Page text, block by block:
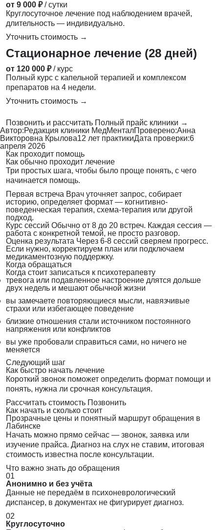
от 9 000 ₽ / сутки
Круглосуточное лечение под наблюдением врачей,
длительность — индивидуально.
Уточнить стоимость →
Стационарное лечение (28 дней)
от 120 000 ₽ / курс
Полный курс с капельной терапией и комплексом
препаратов на 4 недели.
Уточнить стоимость →
Позвонить и рассчитать Полный прайс клиники →
Автор:Редакция клиники МедМенталПроверено:Анна
Викторовна Крылова12 лет практикиДата проверки:6
апреля 2026
Как проходит помощь
Как обычно проходит лечение
Три простых шага, чтобы было проще понять, с чего
начинается помощь.
Первая встреча Врач уточняет запрос, собирает
историю, определяет формат — когнитивно-
поведенческая терапия, схема-терапия или другой
подход.
Курс сессий Обычно от 8 до 20 встреч. Каждая сессия —
работа с конкретной темой, не просто разговор.
Оценка результата Через 6-8 сессий сверяем прогресс.
Если нужно, корректируем план или подключаем
медикаментозную поддержку.
Когда обращаться
Когда стоит записаться к психотерапевту
тревога или подавленное настроение длятся дольше
двух недель и мешают обычной жизни
вы замечаете повторяющиеся мысли, навязчивые
страхи или избегающее поведение
близкие отношения стали источником постоянного
напряжения или конфликтов
вы уже пробовали справиться сами, но ничего не
меняется
Следующий шаг
Как быстро начать лечение
Короткий звонок поможет определить формат помощи и
понять, нужна ли срочная консультация.
Рассчитать стоимость Позвонить
Как начать и сколько стоит
Прозрачные цены и понятный маршрут обращения в
Лабинске
Начать можно прямо сейчас — звонок, заявка или
изучение прайса. Диагноз на слух не ставим, итоговая
стоимость известна после консультации.
Что важно знать до обращения
01
Анонимно и без учёта
Данные не передаём в психоневрологический
диспансер, в документах не фигурирует диагноз.
02
Круглосуточно